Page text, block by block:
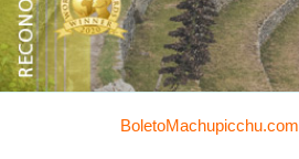
BoletoMachupicchu.com